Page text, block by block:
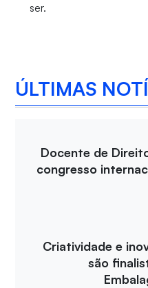
ser.
ÚLTIMAS
Docente de
congresso
Criatividade e
são